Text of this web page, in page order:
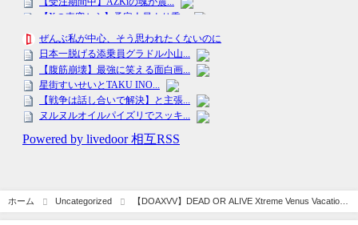
ホーム Uncategorized
【DOAXVV】DEAD OR ALIVE Xtreme Venus Vacation
ヘアもこれからは有料